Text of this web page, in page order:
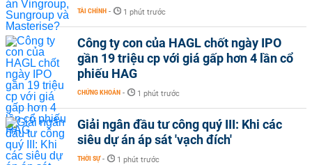
TÀI CHÍNH - 1 phút trước
Công ty con của HAGL chốt ngày IPO
gần 19 triệu cp với giá gấp hơn 4 lần cổ
phiếu HAG
CHỨNG KHOÁN - 1 phút trước
Giải ngân đầu tư công quý III: Khi các
siêu dự án áp sát 'vạch đích'
THỜI SỰ - 1 phút trước